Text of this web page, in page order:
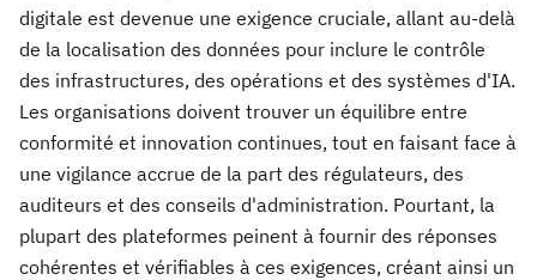
digitale est devenue une exigence cruciale, allant au-delà
de la localisation des données pour inclure le contrôle
des infrastructures, des opérations et des systèmes d'IA.
Les organisations doivent trouver un équilibre entre
conformité et innovation continues, tout en faisant face à
une vigilance accrue de la part des régulateurs, des
auditeurs et des conseils d'administration. Pourtant, la
plupart des plateformes peinent à fournir des réponses
cohérentes et vérifiables à ces exigences, créant ainsi un